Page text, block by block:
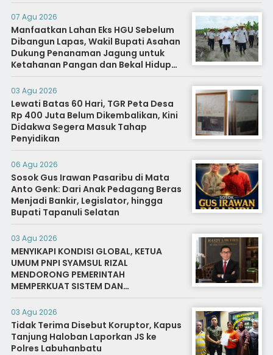
07 Agu 2026
Manfaatkan Lahan Eks HGU Sebelum
Dibangun Lapas, Wakil Bupati Asahan
Dukung Penanaman Jagung untuk
Ketahanan Pangan dan Bekal Hidup
Warga Binaan
03 Agu 2026
Lewati Batas 60 Hari, TGR Peta Desa
Rp 400 Juta Belum Dikembalikan, Kini
Didakwa Segera Masuk Tahap
Penyidikan
06 Agu 2026
Sosok Gus Irawan Pasaribu di Mata
Anto Genk: Dari Anak Pedagang Beras
Menjadi Bankir, Legislator, hingga
Bupati Tapanuli Selatan
03 Agu 2026
MENYIKAPI KONDISI GLOBAL, KETUA
UMUM PNPI SYAMSUL RIZAL
MENDORONG PEMERINTAH
MEMPERKUAT SISTEM DAN
INFRASTRUKTUR INTELIJEN NEGARA
03 Agu 2026
Tidak Terima Disebut Koruptor, Kapus
Tanjung Haloban Laporkan JS ke
Polres Labuhanbatu